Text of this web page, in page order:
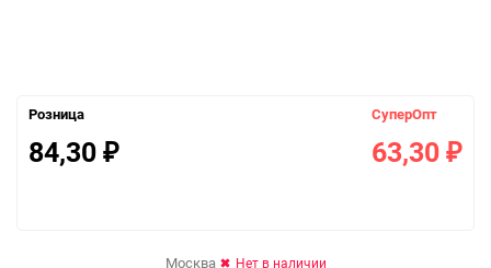
Розница
84,30 ₽
СуперОпт
63,30 ₽
Москва Нет в наличии